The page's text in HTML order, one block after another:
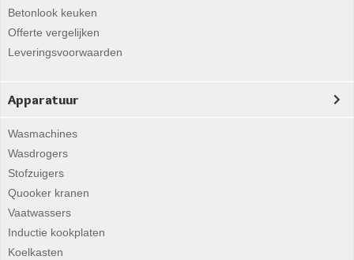
Betonlook keuken
Offerte vergelijken
Leveringsvoorwaarden
Apparatuur
Wasmachines
Wasdrogers
Stofzuigers
Quooker kranen
Vaatwassers
Inductie kookplaten
Koelkasten